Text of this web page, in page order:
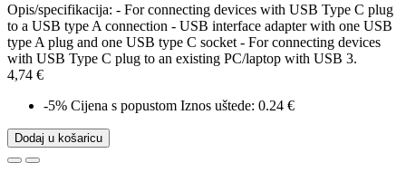
Opis/specifikacija: - For connecting devices with USB Type C plug
to a USB type A connection - USB interface adapter with one USB
type A plug and one USB type C socket - For connecting devices
with USB Type C plug to an existing PC/laptop with USB 3.
4,74 €
-5% Cijena s popustom Iznos uštede: 0.24 €
Dodaj u košaricu